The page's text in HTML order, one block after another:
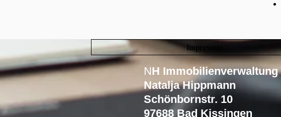
Impressum
NH Immobilienverwaltung
Natalja Hippmann
Schönbornstr. 10
97688 Bad Kissingen